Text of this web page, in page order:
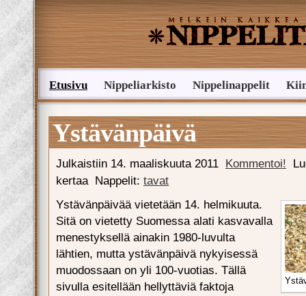
Etusivu Nippeliarkisto Nippelinappelit
Lähetä nippelivinkki
Ystävänpäivä
Julkaistiin 14. maaliskuuta 2011 Kommentoi!
kertaa Nappelit: tavat
Ystävänpäivää vietetään 14. helmikuuta.
Sitä on vietetty Suomessa alati kasvavalla
menestyksellä ainakin 1980-luvulta
lähtien, mutta ystävänpäivä nykyisessä
muodossaan on yli 100-vuotias. Tällä
sivulla esitellään hellyttäviä faktoja